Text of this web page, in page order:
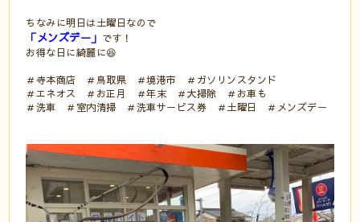
ちなみに明日は土曜日なので
「メンズデー」 です！
お得な日に綺麗に😆
＃寺本商店 ＃鳥取県 ＃境港市 ＃ガソリンスタンド
＃エネオス ＃お正月 ＃年末 ＃大掃除 ＃お車も
＃洗車 ＃室内清掃 ＃洗車サービス券 ＃土曜日 ＃メンズデー